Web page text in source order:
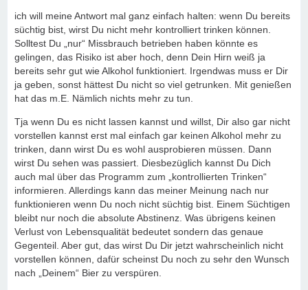
ich will meine Antwort mal ganz einfach halten: wenn Du bereits
süchtig bist, wirst Du nicht mehr kontrolliert trinken können.
Solltest Du „nur“ Missbrauch betrieben haben könnte es
gelingen, das Risiko ist aber hoch, denn Dein Hirn weiß ja
bereits sehr gut wie Alkohol funktioniert. Irgendwas muss er Dir
ja geben, sonst hättest Du nicht so viel getrunken. Mit genießen
hat das m.E. Nämlich nichts mehr zu tun.
Tja wenn Du es nicht lassen kannst und willst, Dir also gar nicht
vorstellen kannst erst mal einfach gar keinen Alkohol mehr zu
trinken, dann wirst Du es wohl ausprobieren müssen. Dann
wirst Du sehen was passiert. Diesbezüglich kannst Du Dich
auch mal über das Programm zum „kontrollierten Trinken“
informieren. Allerdings kann das meiner Meinung nach nur
funktionieren wenn Du noch nicht süchtig bist. Einem Süchtigen
bleibt nur noch die absolute Abstinenz. Was übrigens keinen
Verlust von Lebensqualität bedeutet sondern das genaue
Gegenteil. Aber gut, das wirst Du Dir jetzt wahrscheinlich nicht
vorstellen können, dafür scheinst Du noch zu sehr den Wunsch
nach „Deinem“ Bier zu verspüren.